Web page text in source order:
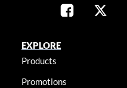
EXPLORE
Products
Promotions